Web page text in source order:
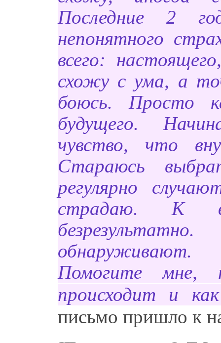
Последние 2
непонятного
всего:
схожу с ума, а
боюсь. Просто
будущего.
чувство, что
Стараюсь
регулярно
страдаю. К
Помогите мне,
происходит и
письмо пришло к